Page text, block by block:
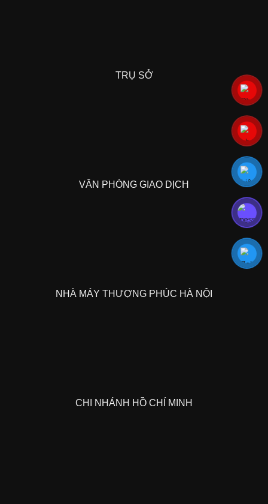
TRỤ SỞ
VĂN PHÒNG GIAO DỊCH
NHÀ MÁY THƯỢNG PHÚC HÀ NỘI
CHI NHÁNH HỒ CHÍ MINH